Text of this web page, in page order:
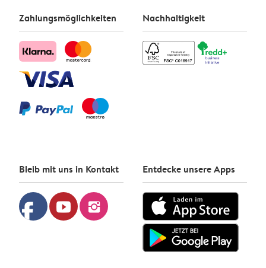
Zahlungsmöglichkeiten Nachhaltigkeit
Bleib mit uns in Kontakt
facebook youtube instagram
Entdecke unsere Apps